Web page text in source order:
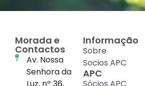
Morada e
Contactos
Av. Nossa
Senhora da
Informação
Sobre
Socios APC
APC